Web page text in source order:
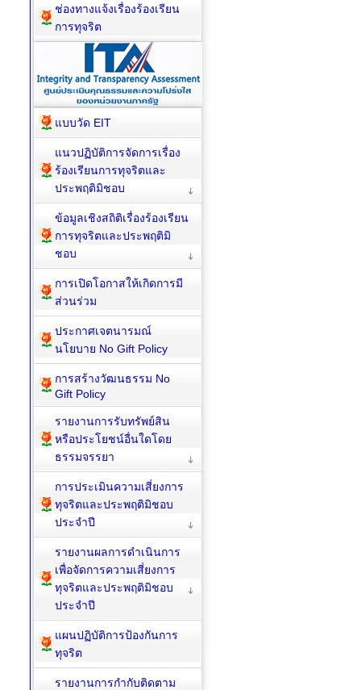
ช่องทางแจ้งเรื่องร้องเรียน
การทุจริต
แบบวัด EIT
แนวปฏิบัติการจัดการเรื่อง
ร้องเรียนการทุจริตและ
ประพฤติมิชอบ
ข้อมูลเชิงสถิติเรื่องร้องเรียน
การทุจริตและประพฤติมิ
ชอบ
การเปิดโอกาสให้เกิดการมี
ส่วนร่วม
ประกาศเจตนารมณ์
นโยบาย No Gift Policy
การสร้างวัฒนธรรม No
Gift Policy
รายงานการรับทรัพย์สิน
หรือประโยชน์อื่นใดโดย
ธรรมจรรยา
การประเมินความเสี่ยงการ
ทุจริตและประพฤติมิชอบ
ประจำปี
รายงานผลการดำเนินการ
เพื่อจัดการความเสี่ยงการ
ทุจริตและประพฤติมิชอบ
ประจำปี
แผนปฏิบัติการป้องกันการ
ทุจริต
รายงานการกำกับติดตาม